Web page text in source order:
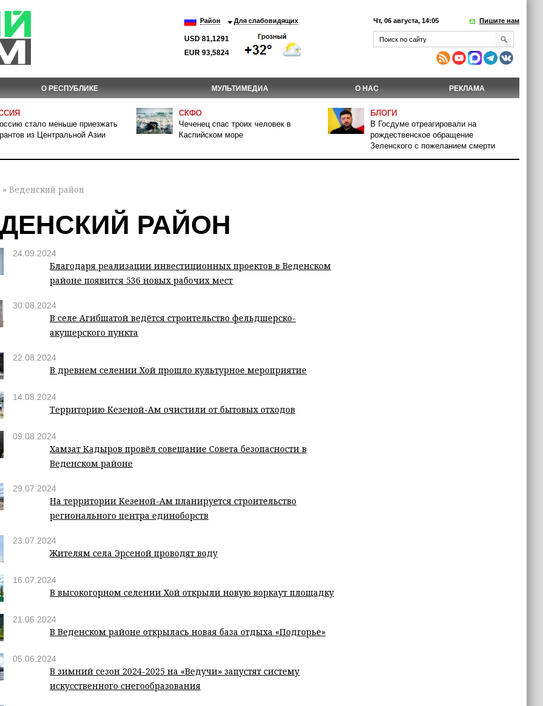
Район Для слабовидящих
USD 81,1291
EUR 93,5824
Чт, 06 августа, 14:05 Пишите нам
О РЕСПУБЛИКЕ МУЛЬТИМЕДИА О НАС РЕКЛАМА
стало меньше приезжать
из Центральной Азии
СКФО
Чеченец спас троих человек в
Каспийском море
БЛОГИ
В Госдуме отреагировали на
рождественское обращение
Зеленского с пожеланием смерти
» Веденский район
РАЙОН
24.09.2024
Благодаря реализации инвестиционных проектов в Веденском
районе появится 536 новых рабочих мест
30.08.2024
В селе Агибшатой ведётся строительство фельдшерско-
акушерского пункта
22.08.2024
В древнем селении Хой прошло культурное мероприятие
14.08.2024
Территорию Кезеной-Ам очистили от бытовых отходов
09.08.2024
Хамзат Кадыров провёл совещание Совета безопасности в
Веденском районе
29.07.2024
На территории Кезеной-Ам планируется строительство
регионального центра единоборств
23.07.2024
Жителям села Эрсеной проводят воду
16.07.2024
В высокогорном селении Хой открыли новую воркаут площадку
21.06.2024
В Веденском районе открылась новая база отдыха «Подгорье»
05.06.2024
В зимний сезон 2024-2025 на «Ведучи» запустят систему
искусственного снегообразования